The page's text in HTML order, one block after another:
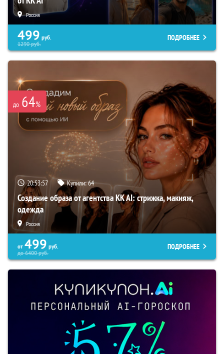
Россия
499 руб.
1290руб.
ПОДРОБНЕЕ
до 64%
20:53:56 Купили:64
Создание образа от агентства KK AI: стрижка, макияж,
одежда
Россия
от 499 руб.
до6400руб.
ПОДРОБНЕЕ